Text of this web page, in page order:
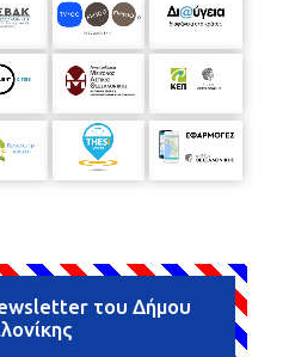
του Δήμου